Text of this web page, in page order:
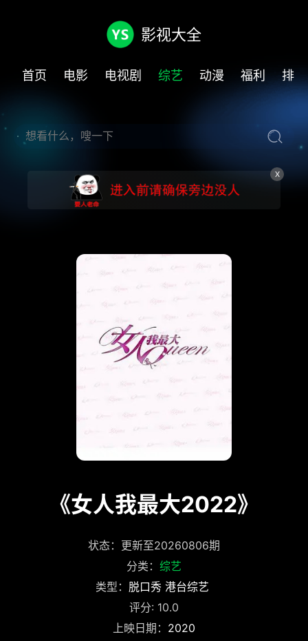
影视大全
首页 电影 电视剧 综艺 动漫 福利 排
X
《女人我最大2022》
状态：更新至20260806期
分类： 综艺
类型： 脱口秀 港台综艺
评分: 10.0
上映日期： 2020